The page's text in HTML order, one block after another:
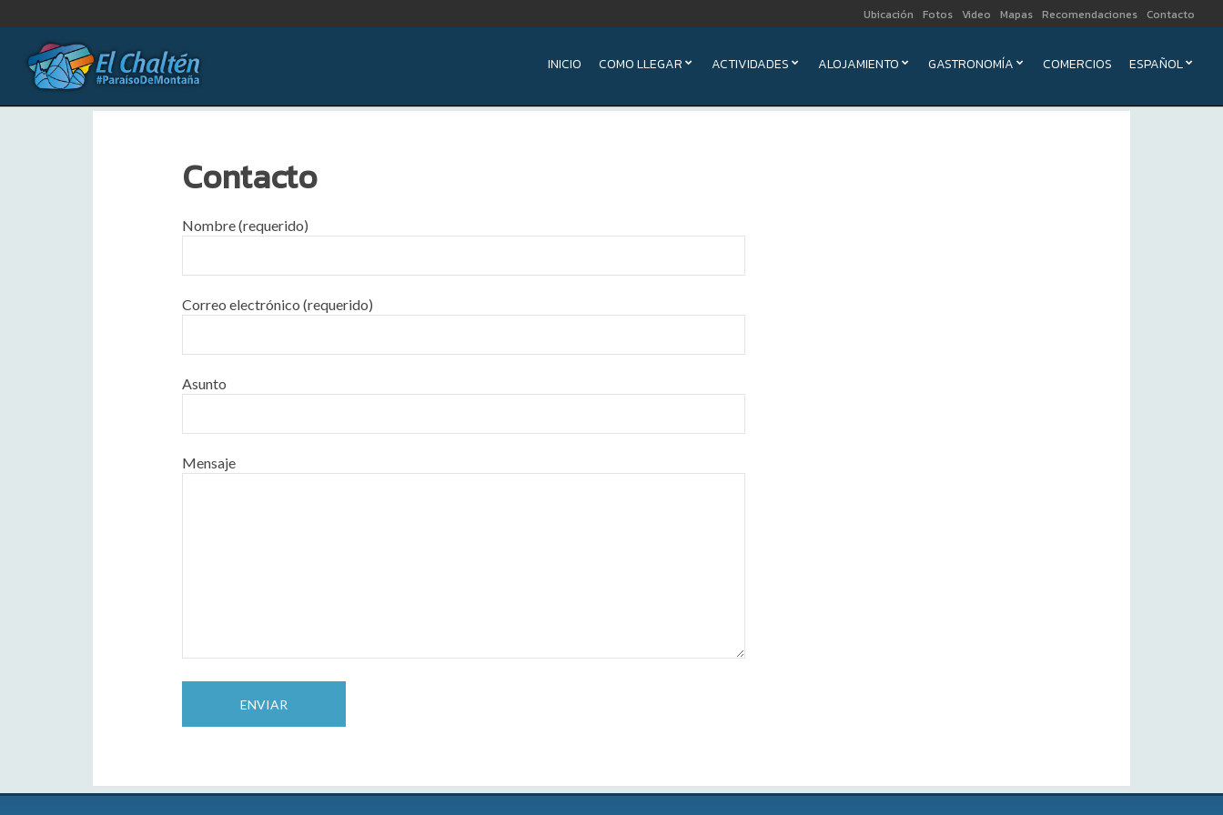
Ubicación Fotos Video Mapas Recomendaciones Contacto
INICIO COMO LLEGAR ACTIVIDADES ALOJAMIENTO GASTRONOMÍA COMERCIOS ESPAÑOL
Contacto
Nombre (requerido)
Correo electrónico (requerido)
Asunto
Mensaje